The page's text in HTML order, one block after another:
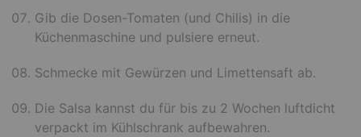
Gib die Dosen-Tomaten (und Chilis) in die
Küchenmaschine und pulsiere erneut.
Schmecke mit Gewürzen und Limettensaft ab.
Die Salsa kannst du für bis zu 2 Wochen luftdicht
verpackt im Kühlschrank aufbewahren.